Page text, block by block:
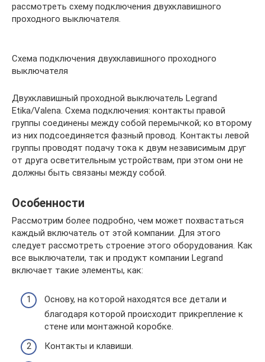
рассмотреть схему подключения двухклавишного
проходного выключателя.
Схема подключения двухклавишного проходного
выключателя
Двухклавишный проходной выключатель Legrand
Etika/Valena. Схема подключения: контакты правой
группы соединены между собой перемычкой; ко второму
из них подсоединяется фазный провод. Контакты левой
группы проводят подачу тока к двум независимым друг
от друга осветительным устройствам, при этом они не
должны быть связаны между собой.
Особенности
Рассмотрим более подробно, чем может похвастаться
каждый включатель от этой компании. Для этого
следует рассмотреть строение этого оборудования. Как
все выключатели, так и продукт компании Legrand
включает такие элементы, как:
Основу, на которой находятся все детали и
благодаря которой происходит прикрепление к
стене или монтажной коробке.
Контакты и клавиши.